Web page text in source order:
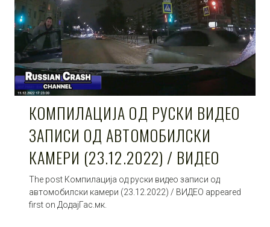
КОМПИЛАЦИЈА ОД РУСКИ ВИДЕО
ЗАПИСИ ОД АВТОМОБИЛСКИ
КАМЕРИ (23.12.2022) / ВИДЕО
The post Компилација од руски видео записи од
автомобилски камери (23.12.2022) / ВИДЕО appeared
first on ДодајГас.мк.